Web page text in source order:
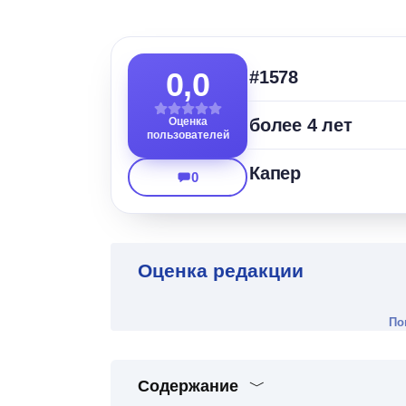
0,0
Оценка
пользователей
0
#1578
более 4 лет
Капер
Оценка редакции
Содержание